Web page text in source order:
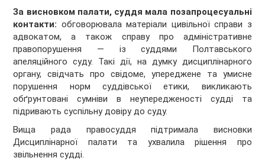
За висновком палати, суддя мала позапроцесуальні
контакти: обговорювала матеріали цивільної справи з
адвокатом, а також справу про адміністративне
правопорушення — із суддями Полтавського
апеляційного суду. Такі дії, на думку дисциплінарного
органу, свідчать про свідоме, упереджене та умисне
порушення норм суддівської етики, викликають
обґрунтовані сумніви в неупередженості судді та
підривають суспільну довіру до суду.
Вища рада правосуддя підтримала висновки
Дисциплінарної палати та ухвалила рішення про
звільнення судді.